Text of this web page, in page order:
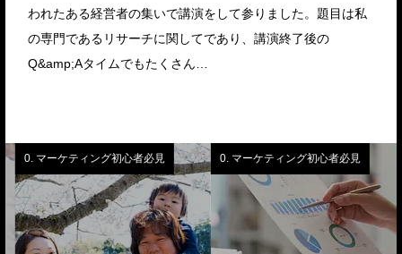
われたある経営者の集いで講演をして参りました。題目は私
の専門であるリサーチに関してであり、講演終了後の
Q&amp;Aタイムでもたくさん…
0. マーケティング初心者必見 0. マーケティング初心者必見